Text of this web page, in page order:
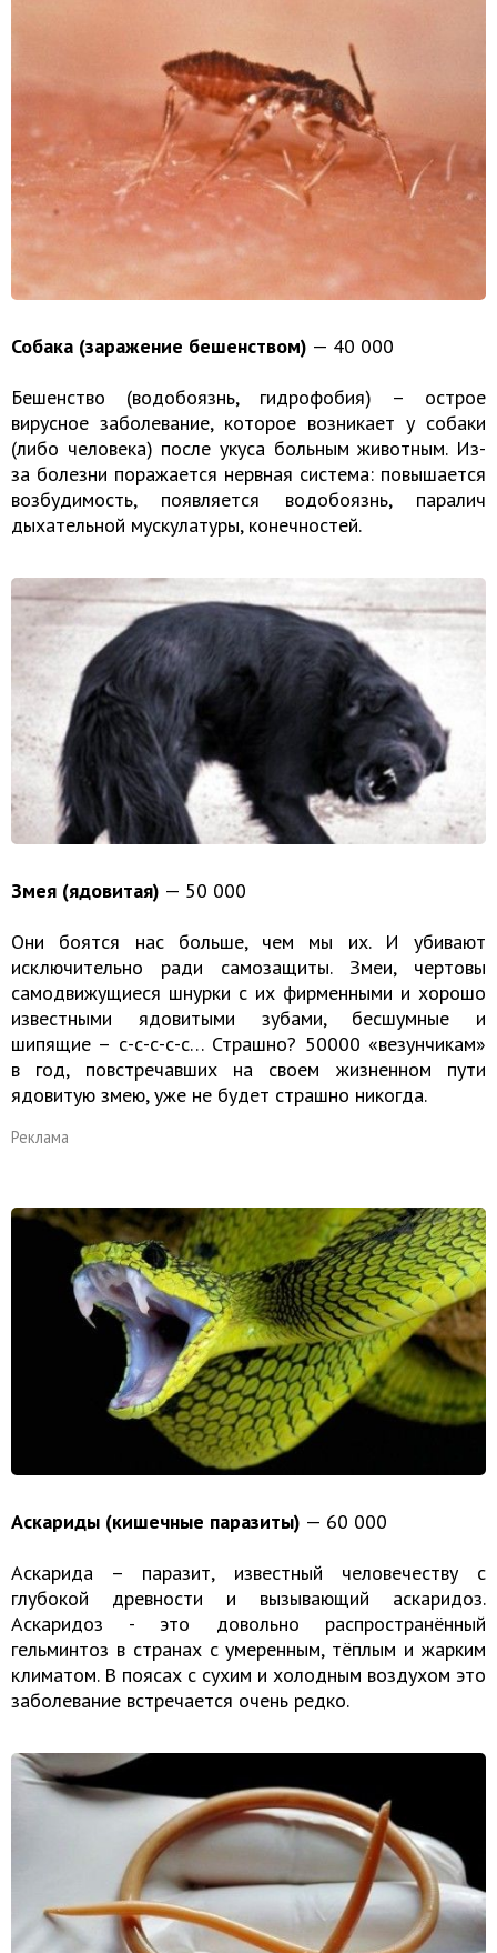
Собака (заражение бешенством) — 40 000
Бешенство (водобоязнь, гидрофобия) – острое
вирусное заболевание, которое возникает у собаки
(либо человека) после укуса больным животным. Из-
за болезни поражается нервная система: повышается
возбудимость, появляется водобоязнь, паралич
дыхательной мускулатуры, конечностей.
Змея (ядовитая) — 50 000
Они боятся нас больше, чем мы их. И убивают
исключительно ради самозащиты. Змеи, чертовы
самодвижущиеся шнурки с их фирменными и хорошо
известными ядовитыми зубами, бесшумные и
шипящие – с-с-с-с-с… Страшно? 50000 «везунчикам»
в год, повстречавших на своем жизненном пути
ядовитую змею, уже не будет страшно никогда.
Реклама
Аскариды (кишечные паразиты) — 60 000
Аскарида – паразит, известный человечеству с
глубокой древности и вызывающий аскаридоз.
Аскаридоз - это довольно распространённый
гельминтоз в странах с умеренным, тёплым и жарким
климатом. В поясах с сухим и холодным воздухом это
заболевание встречается очень редко.